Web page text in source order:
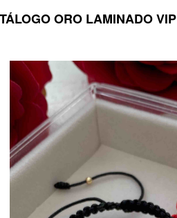
ORO LAMINADO VIP